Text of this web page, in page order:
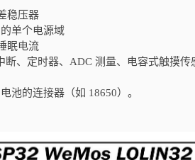
稳压器
单个电源域
眠电流
断、定时器、ADC 测量、电容式触摸传
池的连接器（如 18650）。